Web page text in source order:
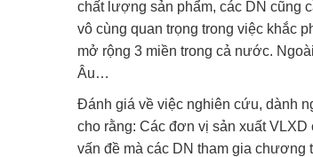
chất lượng sản phẩm, các DN cũng
vô cùng quan trọng trong việc khắc
mở rộng 3 miền trong cả nước.
Âu…
Đánh giá về việc nghiên cứu, dành
cho rằng: Các đơn vị sản xuất
vấn đề mà các DN tham gia